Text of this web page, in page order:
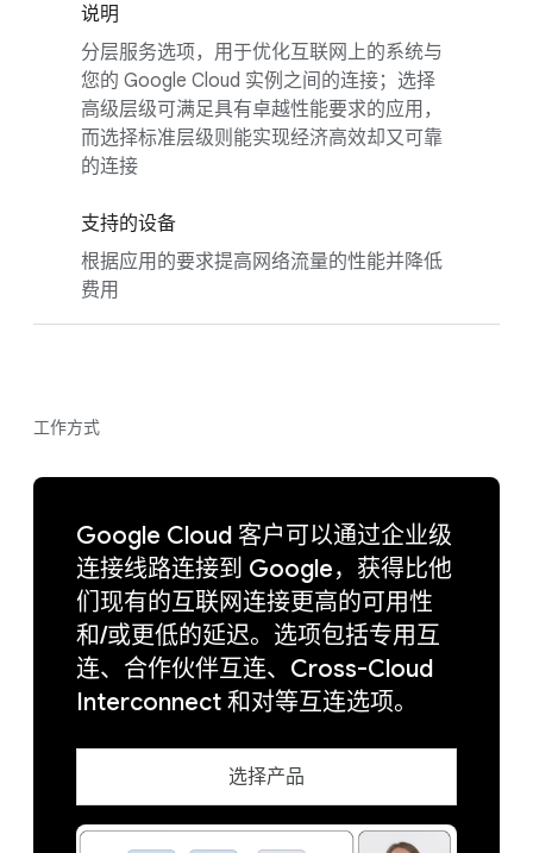
说明
分层服务选项，用于优化互联网上的系统与
您的 Google Cloud 实例之间的连接；选择
高级层级可满足具有卓越性能要求的应用，
而选择标准层级则能实现经济高效却又可靠
的连接
支持的设备
根据应用的要求提高网络流量的性能并降低
费用
工作方式
Google Cloud 客户可以通过企业级
连接线路连接到 Google，获得比他
们现有的互联网连接更高的可用性
和/或更低的延迟。选项包括专用互
连、合作伙伴互连、Cross-Cloud
Interconnect 和对等互连选项。
选择产品